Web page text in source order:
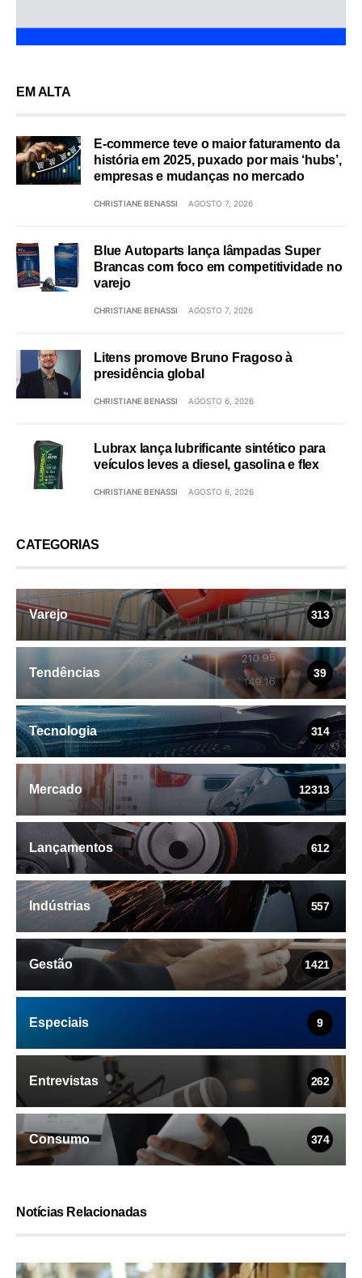
EM ALTA
E-commerce teve o maior faturamento da
história em 2025, puxado por mais ‘hubs’,
empresas e mudanças no mercado
CHRISTIANE BENASSI AGOSTO 7, 2026
Blue Autoparts lança lâmpadas Super
Brancas com foco em competitividade no
varejo
CHRISTIANE BENASSI AGOSTO 7, 2026
Litens promove Bruno Fragoso à
presidência global
CHRISTIANE BENASSI AGOSTO 6, 2026
Lubrax lança lubrificante sintético para
veículos leves a diesel, gasolina e flex
CHRISTIANE BENASSI AGOSTO 6, 2026
CATEGORIAS
Varejo 313
Tendências 39
Tecnologia 314
Mercado 12313
Lançamentos 612
Indústrias 557
Gestão 1421
Especiais 9
Entrevistas 262
Consumo 374
Notícias Relacionadas